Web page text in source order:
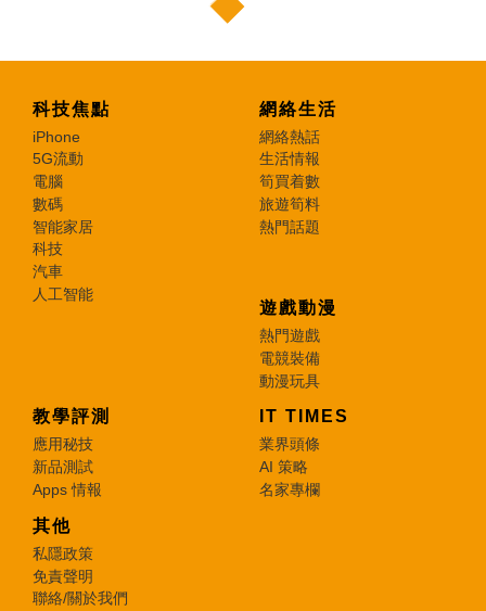
科技焦點
iPhone
5G流動
電腦
數碼
智能家居
科技
汽車
人工智能
網絡生活
網絡熱話
生活情報
筍買着數
旅遊筍料
熱門話題
遊戲動漫
熱門遊戲
電競裝備
動漫玩具
教學評測
應用秘技
新品測試
Apps 情報
IT TIMES
業界頭條
AI 策略
名家專欄
其他
私隱政策
免責聲明
聯絡/關於我們